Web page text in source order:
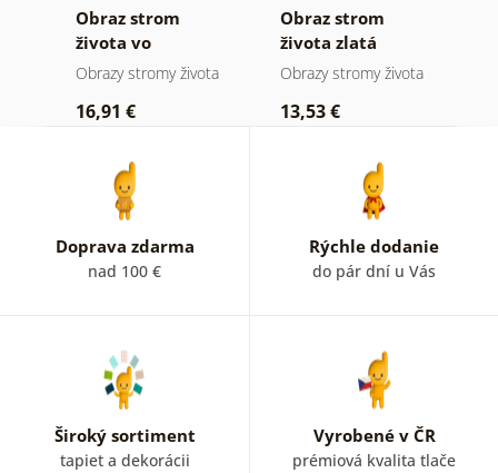
Obraz strom
života vo
farebnej vitráži
Obrazy stromy života
16,91 €
Obraz strom
života zlatá
mágia
Obrazy stromy života
13,53 €
Doprava zdarma
nad 100 €
Rýchle dodanie
do pár dní u Vás
Široký sortiment
tapiet a dekorácii
Vyrobené v ČR
prémiová kvalita tlače